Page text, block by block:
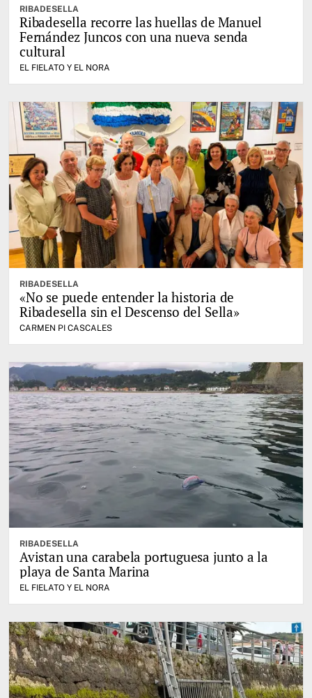
RIBADESELLA
Ribadesella recorre las huellas de Manuel
Fernández Juncos con una nueva senda
cultural
EL FIELATO Y EL NORA
RIBADESELLA
«No se puede entender la historia de
Ribadesella sin el Descenso del Sella»
CARMEN PI CASCALES
RIBADESELLA
Avistan una carabela portuguesa junto a la
playa de Santa Marina
EL FIELATO Y EL NORA